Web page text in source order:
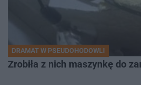
DRAMAT W PSEUDOHODOWLI
Zrobiła z nich maszynkę do